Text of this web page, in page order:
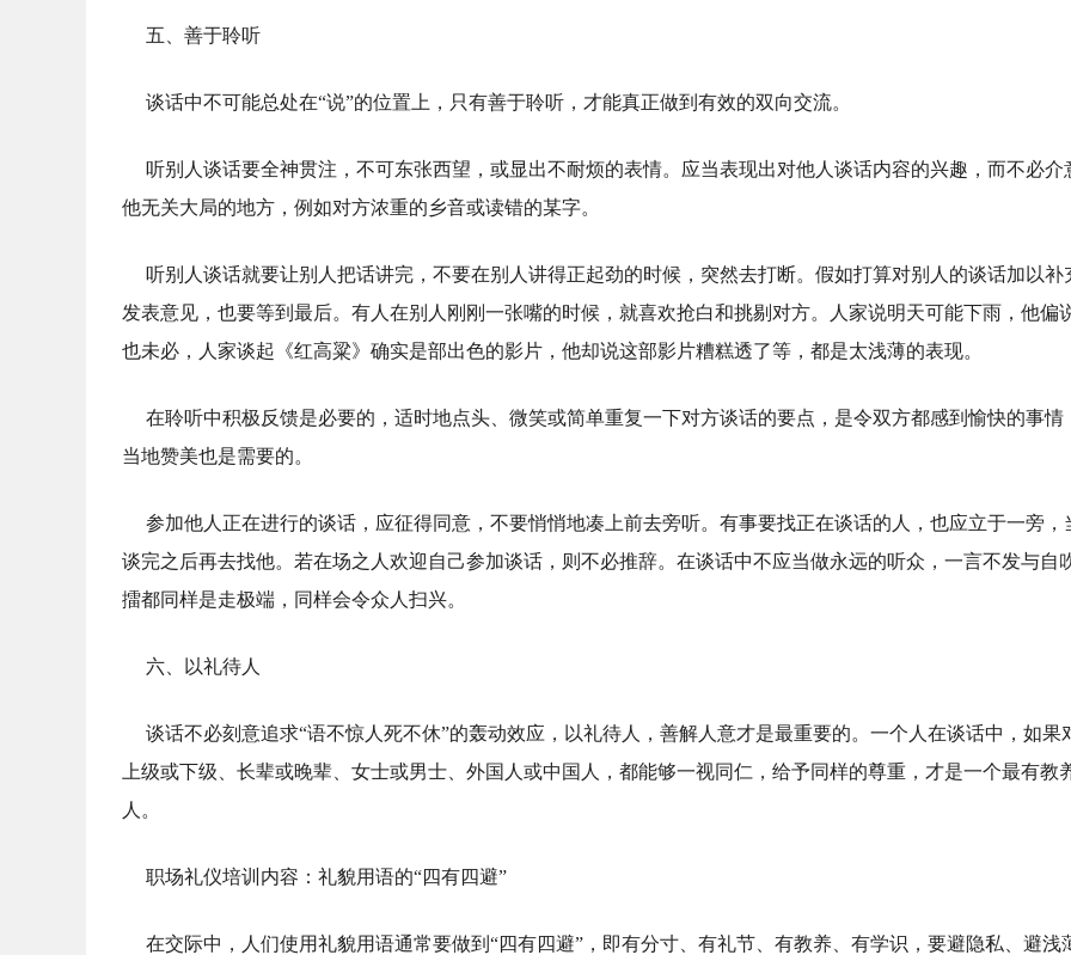
五、善于聆听
谈话中不可能总处在“说”的位置上，只有善于聆听，才能真正做到有效的双向交流。
听别人谈话要全神贯注，不可东张西望，或显出不耐烦的表情。应当表现出对他人谈话内容的兴趣，而不必介
他无关大局的地方，例如对方浓重的乡音或读错的某字。
听别人谈话就要让别人把话讲完，不要在别人讲得正起劲的时候，突然去打断。假如打算对别人的谈话加以补
发表意见，也要等到最后。有人在别人刚刚一张嘴的时候，就喜欢抢白和挑剔对方。人家说明天可能下雨，他偏
也未必，人家谈起《红高粱》确实是部出色的影片，他却说这部影片糟糕透了等，都是太浅薄的表现。
在聆听中积极反馈是必要的，适时地点头、微笑或简单重复一下对方谈话的要点，是令双方都感到愉快的事情
当地赞美也是需要的。
参加他人正在进行的谈话，应征得同意，不要悄悄地凑上前去旁听。有事要找正在谈话的人，也应立于一旁，
谈完之后再去找他。若在场之人欢迎自己参加谈话，则不必推辞。在谈话中不应当做永远的听众，一言不发与自
擂都同样是走极端，同样会令众人扫兴。
六、以礼待人
谈话不必刻意追求“语不惊人死不休”的轰动效应，以礼待人，善解人意才是最重要的。一个人在谈话中，如果
上级或下级、长辈或晚辈、女士或男士、外国人或中国人，都能够一视同仁，给予同样的尊重，才是一个最有教
人。
职场礼仪培训内容：礼貌用语的“四有四避”
在交际中，人们使用礼貌用语通常要做到“四有四避”，即有分寸、有礼节、有教养、有学识，要避隐私、避浅